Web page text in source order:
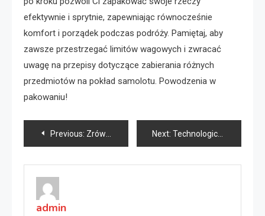
efektywnie i sprytnie, zapewniając równocześnie
komfort i porządek podczas podróży. Pamiętaj, aby
zawsze przestrzegać limitów wagowych i zwracać
uwagę na przepisy dotyczące zabierania różnych
przedmiotów na pokład samolotu. Powodzenia w
pakowaniu!
Nawigacja
wpisu
Previous: Zrównoważona działalność eko-hotelu: wyzwania i korzyści Next: Technologiczne rozwiązania poprawiające dostępność miejskiej infrastruktury
admin